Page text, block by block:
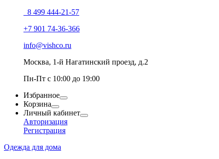
8 499 444-21-57
+7 901 74-36-366
info@vishco.ru
Москва, 1-й Нагатинский проезд, д.2
Пн-Пт с 10:00 до 19:00
Избранное
Корзина
Личный кабинет
Авторизация
Регистрация
Одежда для дома